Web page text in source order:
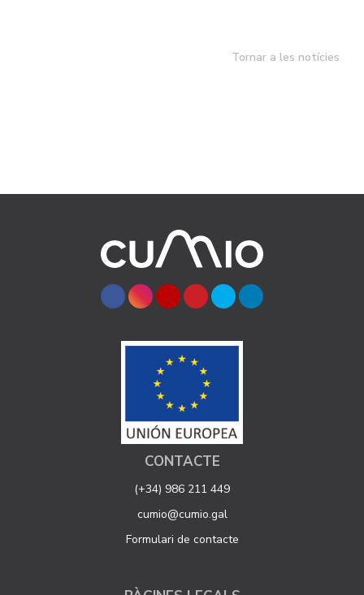
Tornar a les notícies
CONTACTE
(+34) 986 211 449
cumio@cumio.gal
Formulari de contacte